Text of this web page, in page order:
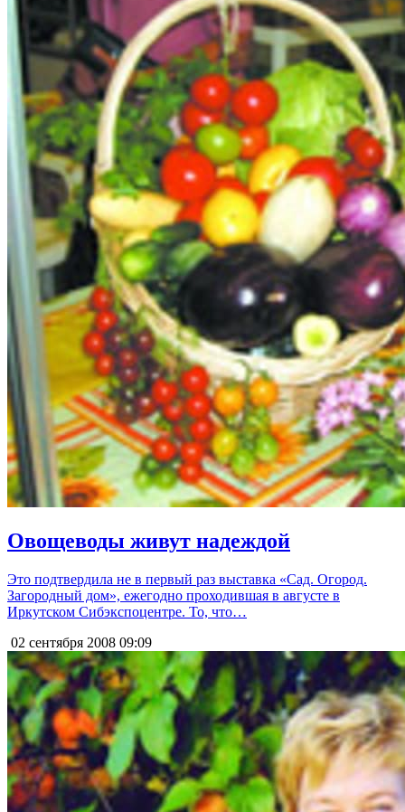
Овощеводы живут надеждой
Это подтвердила не в первый раз выставка «Сад. Огород.
Загородный дом», ежегодно проходившая в августе в
Иркутском Сибэкспоцентре. То, что…
02 сентября 2008 09:09